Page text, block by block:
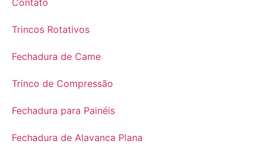
​Trincos Rotativos
​Fechadura de Came
​Trinco de Compressão
​Fechadura para Painéis
​Fechadura de Alavanca Plana